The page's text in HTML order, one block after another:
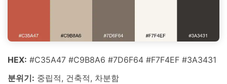
HEX: #C35A47 #C9B8A6 #7D6F64 #F7F4EF #3A3431
분위기: 중립적, 건축적, 차분함